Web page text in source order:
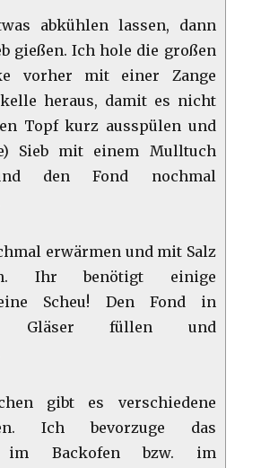
abkühlen lassen, dann
gießen. Ich hole die großen
vorher mit einer Zange
heraus, damit es nicht
Topf kurz ausspülen und
Sieb mit einem Mulltuch
den Fond nochmal
erwärmen und mit Salz
Ihr benötigt einige
Scheu! Den Fond in
Gläser füllen und
gibt es verschiedene
Ich bevorzuge das
im Backofen bzw. im